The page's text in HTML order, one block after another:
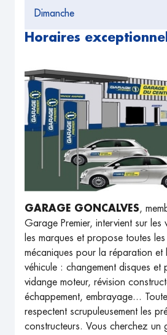
Dimanche
Horaires
GARAGE GONCALVES,
Garage Premier, intervient sur les
les marques et propose toutes
mécaniques pour la réparation et
véhicule : changement disques et
vidange moteur, révision
échappement, embrayage...
respectent scrupuleusement les
constructeurs. Vous cherchez un